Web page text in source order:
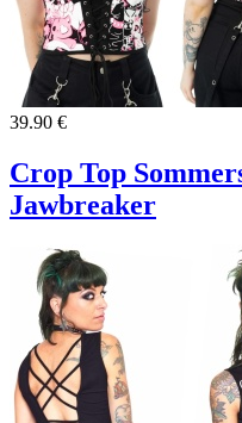
39.90 €
Crop Top
Jawbreaker